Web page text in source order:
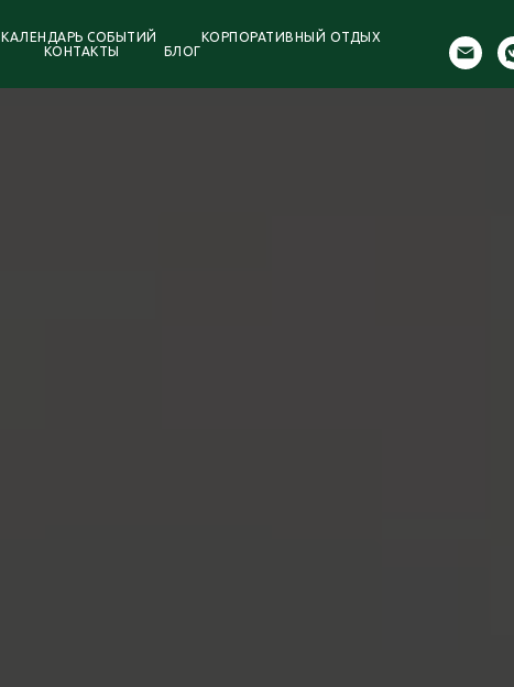
КАЛЕНДАРЬ СОБЫТИЙ
КОРПОРАТИВНЫЙ ОТДЫХ
КОНТАКТЫ БЛОГ